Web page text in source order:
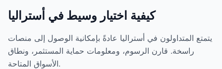
كيفية اختيار وسيط في أستراليا
يتمتع المتداولون في أستراليا عادةً بإمكانية الوصول إلى منصات
راسخة. قارن الرسوم، ومعلومات حماية المستثمر، ونطاق
الأسواق المتاحة.